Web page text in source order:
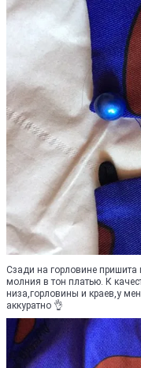
Сзади на горловине пришита
молния в тон платью. К
низа,горловины и краев,у
аккуратно 👌